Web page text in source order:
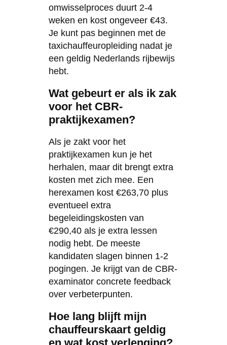
omwisselproces duurt 2-4
weken en kost ongeveer €43.
Je kunt pas beginnen met de
taxichauffeuropleiding nadat je
een geldig Nederlands rijbewijs
hebt.
Wat gebeurt er als ik zak
voor het CBR-
praktijkexamen?
Als je zakt voor het
praktijkexamen kun je het
herhalen, maar dit brengt extra
kosten met zich mee. Een
herexamen kost €263,70 plus
eventueel extra
begeleidingskosten van
€290,40 als je extra lessen
nodig hebt. De meeste
kandidaten slagen binnen 1-2
pogingen. Je krijgt van de CBR-
examinator concrete feedback
over verbeterpunten.
Hoe lang blijft mijn
chauffeurskaart geldig